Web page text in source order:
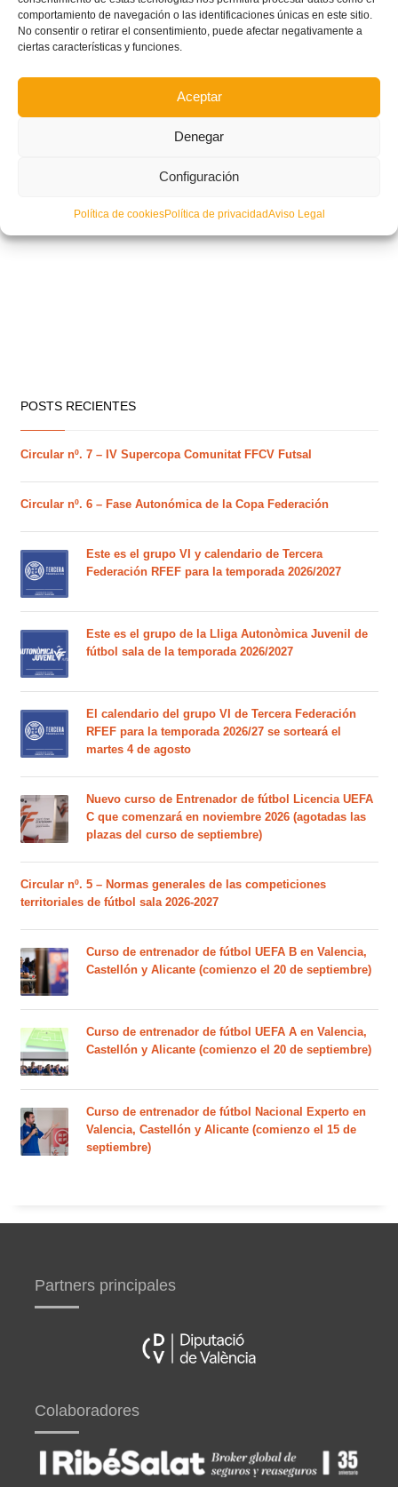
comportamiento de navegación o las identificaciones únicas en este sitio.
No consentir o retirar el consentimiento, puede afectar negativamente a
ciertas características y funciones.
Aceptar
Denegar
Configuración
Política de cookiesPolítica de privacidadAviso Legal
POSTS RECIENTES
Circular nº. 7 – IV Supercopa Comunitat FFCV Futsal
Circular nº. 6 – Fase Autonómica de la Copa Federación
Este es el grupo VI y calendario de Tercera
Federación RFEF para la temporada 2026/2027
Este es el grupo de la Lliga Autonòmica Juvenil de
fútbol sala de la temporada 2026/2027
El calendario del grupo VI de Tercera Federación
RFEF para la temporada 2026/27 se sorteará el
martes 4 de agosto
Nuevo curso de Entrenador de fútbol Licencia UEFA
C que comenzará en noviembre 2026 (agotadas las
plazas del curso de septiembre)
Circular nº. 5 – Normas generales de las competiciones
territoriales de fútbol sala 2026-2027
Curso de entrenador de fútbol UEFA B en Valencia,
Castellón y Alicante (comienzo el 20 de septiembre)
Curso de entrenador de fútbol UEFA A en Valencia,
Castellón y Alicante (comienzo el 20 de septiembre)
Curso de entrenador de fútbol Nacional Experto en
Valencia, Castellón y Alicante (comienzo el 15 de
septiembre)
Partners principales
Colaboradores